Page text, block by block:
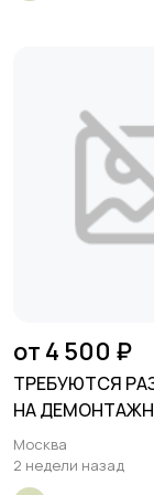
от 4 500 ₽
ТРЕБУЮТСЯ
НА
ОПЛАТА
Москва
2 недели назад